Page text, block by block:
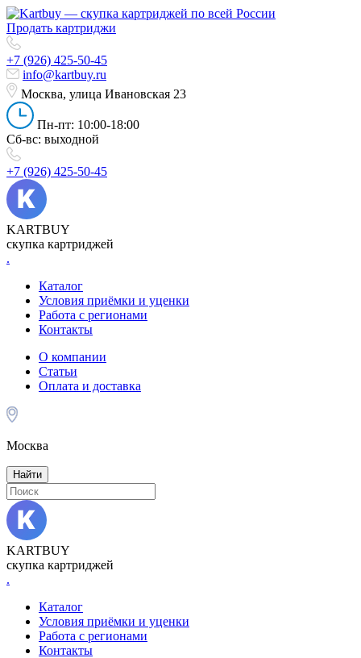
Продать картриджи
+7 (926) 425-50-45
info@kartbuy.ru
Москва, улица Ивановская 23
Пн-пт: 10:00-18:00
Сб-вс: выходной
+7 (926) 425-50-45
KARTBUY
скупка картриджей
.
Каталог
Условия приёмки и уценки
Работа с регионами
Контакты
О компании
Статьи
Оплата и доставка
Москва
Найти
KARTBUY
скупка картриджей
.
Каталог
Условия приёмки и уценки
Работа с регионами
Контакты